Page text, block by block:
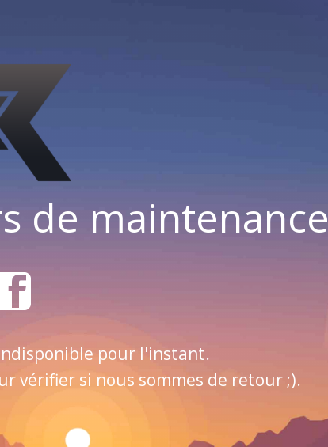
de maintenance
pour l'instant.
vérifier si nous sommes de retour ;).